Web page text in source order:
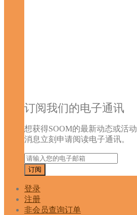
订阅我们的电子通讯
想获得SOOM的最新动态或活动
消息立刻申请阅读电子通讯。
登录
注册
非会员查询订单